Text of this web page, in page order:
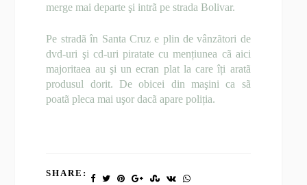
merge mai departe şi intrã pe strada Bolivar.
Pe stradã în Santa Cruz e plin de vânzãtori de
dvd-uri şi cd-uri piratate cu mențiunea cã aici
majoritaea au şi un ecran plat la care îți aratã
produsul dorit. De obicei din maşini ca sã
poatã pleca mai uşor dacã apare poliția.
SHARE: